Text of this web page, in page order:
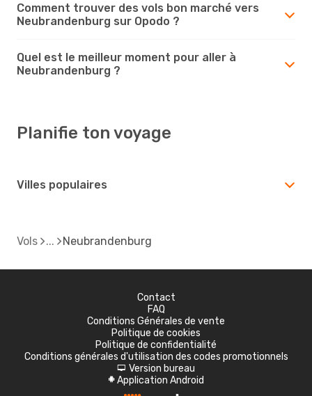
Comment trouver des vols bon marché vers
Neubrandenburg sur Opodo ?
Quel est le meilleur moment pour aller à
Neubrandenburg ?
Planifie ton voyage
Villes populaires
Vols Neubrandenburg
Contact
FAQ
Conditions Générales de vente
Politique de cookies
Politique de confidentialité
Conditions générales d'utilisation des codes promotionnels
d Version bureau
A Application Android